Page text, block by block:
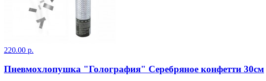
220.00 р.
Пневмохлопушка "Голография" Серебряное конфетти 30см